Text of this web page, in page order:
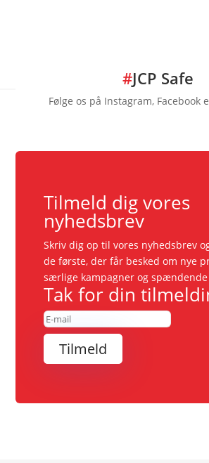
#JCP Safe
Følge os på Instagram, Facebook
Tilmeld dig vores
nyhedsbrev
Skriv dig op til vores nyhedsbrev
de første, der får besked om nye
særlige kampagner og
Tak for din
Tilmeld